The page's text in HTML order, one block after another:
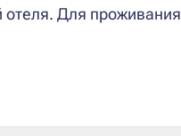
отеля. Для проживания